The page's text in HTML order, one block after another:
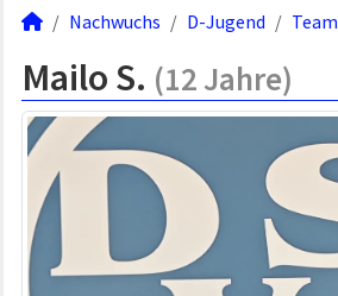
Nachwuchs D-Jugend Team
Mailo S. (12 Jahre)